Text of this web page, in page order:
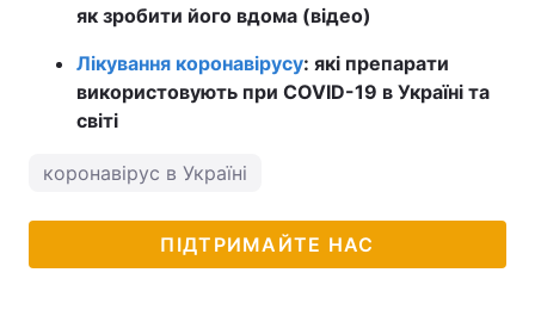
як зробити його вдома (відео)
Лікування коронавірусу: які препарати
використовують при COVID-19 в Україні та
світі
коронавірус в Україні
ПІДТРИМАЙТЕ НАС